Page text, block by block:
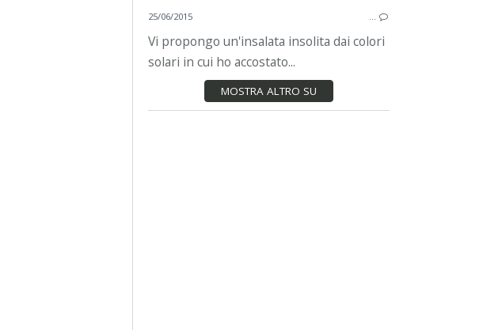
25/06/2015 …
Vi propongo un'insalata insolita dai colori
solari in cui ho accostato...
MOSTRA ALTRO SU